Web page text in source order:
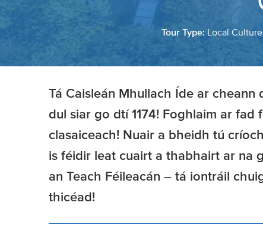
Tour Type: Local Culture
Tá Caisleán Mhullach Íde ar cheann
dul siar go dtí 1174! Foghlaim ar fad
clasaiceach! Nuair a bheidh tú
is féidir leat cuairt a thabhairt ar na
an Teach Féileacán – tá iontráil
thicéad!